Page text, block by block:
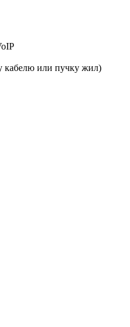
кабелю или пучку жил)